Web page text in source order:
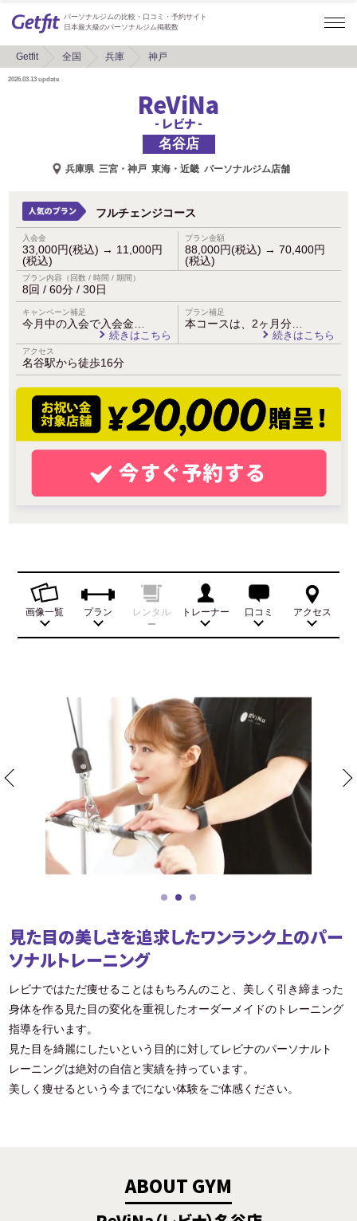
パーソナルジムの比較・口コミ・予約サイト
日本最大級のパーソナルジム掲載数
Getfit 全国 兵庫 神戸
2026.03.13 update
ReViNa
- レビナ -
名谷店
兵庫県 三宮・神戸 東海・近畿 パーソナルジム店舗
フルチェンジコース
入会金
33,000円(税込) → 11,000円
(税込)
プラン金額
88,000円(税込) → 70,400円
(税込)
プラン内容（回数 / 時間 / 期間）
8回 / 60分 / 30日
キャンペーン補足
今月中の入会で入会金…
続きはこちら
プラン補足
本コースは、2ヶ月分…
続きはこちら
アクセス
名谷駅から徒歩16分
画像一覧 プラン レンタル トレーナー 口コミ アクセス
見た目の美しさを追求したワンランク上のパー
ソナルトレーニング
レビナではただ痩せることはもちろんのこと、美しく引き締まった
身体を作る見た目の変化を重視したオーダーメイドのトレーニング
指導を行います。
見た目を綺麗にしたいという目的に対してレビナのパーソナルト
レーニングは絶対の自信と実績を持っています。
美しく痩せるという今までにない体験をご体感ください。
ABOUT GYM